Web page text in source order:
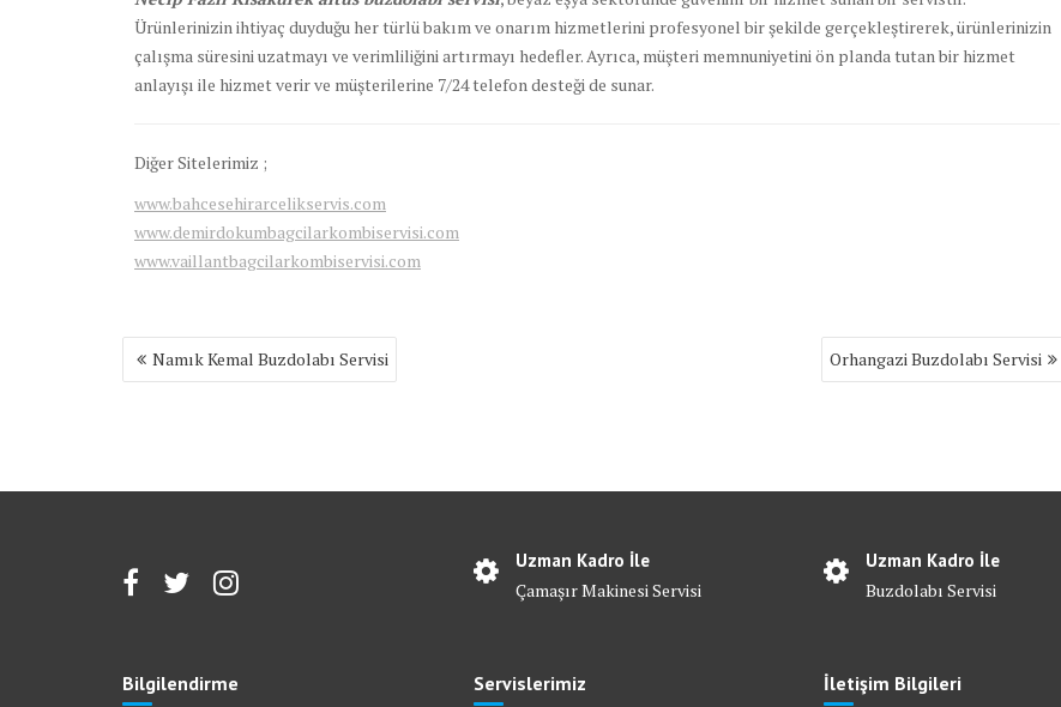
Ürünlerinizin ihtiyaç duyduğu her türlü bakım ve onarım hizmetlerini profesyonel bir şekilde gerçekleştirerek, ürünlerinizin
çalışma süresini uzatmayı ve verimliliğini artırmayı hedefler. Ayrıca, müşteri memnuniyetini ön planda tutan bir hizmet
anlayışı ile hizmet verir ve müşterilerine 7/24 telefon desteği de sunar.
Diğer Sitelerimiz ;
www.bahcesehirarcelikservis.com
www.demirdokumbagcilarkombiservisi.com
www.vaillantbagcilarkombiservisi.com
Yazı
gezinmesi
Namık Kemal Buzdolabı Servisi Orhangazi Buzdolabı Servisi
Uzman Kadro İle
Çamaşır Makinesi Servisi
Uzman Kadro İle
Buzdolabı Servisi
Bilgilendirme Servislerimiz İletişim Bilgileri